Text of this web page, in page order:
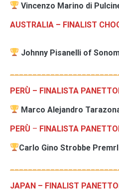
Vincenzo Marino di
AUSTRALIA – FINALIST
Johnny Pisanelli of
PERÙ – FINALISTA
Marco Alejandro
PERÙ – FINALISTA
Carlo Gino Strobbe Premrl
JAPAN – FINALIST